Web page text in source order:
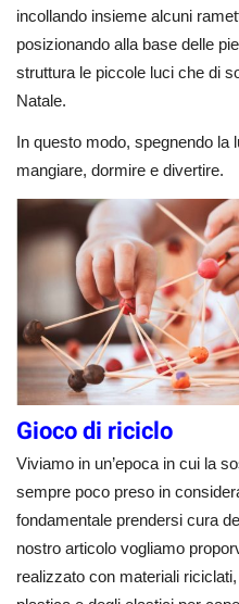
incollando insieme alcuni
posizionando alla base delle
struttura le piccole luci che di
Natale.
In questo modo, spegnendo la
mangiare, dormire e divertire.
Gioco di riciclo
Viviamo in un’epoca in cui la
sempre poco preso in
fondamentale prendersi cura
nostro articolo vogliamo
realizzato con materiali